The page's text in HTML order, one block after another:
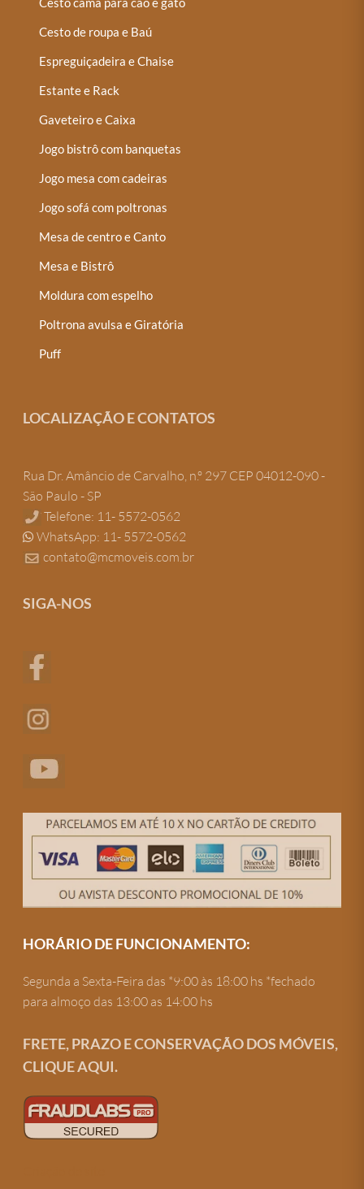
Cesto de roupa e Baú
Espreguiçadeira e Chaise
Estante e Rack
Gaveteiro e Caixa
Jogo bistrô com banquetas
Jogo mesa com cadeiras
Jogo sofá com poltronas
Mesa de centro e Canto
Mesa e Bistrô
Moldura com espelho
Poltrona avulsa e Giratória
Puff
LOCALIZAÇÃO E CONTATOS
Rua Dr. Amâncio de Carvalho, n.º 297 CEP 04012-090 -
São Paulo - SP
Telefone: 11- 5572-0562
WhatsApp: 11- 5572-0562
contato@mcmoveis.com.br
SIGA-NOS
HORÁRIO DE FUNCIONAMENTO:
Segunda a Sexta-Feira das *9:00 às 18:00 hs *fechado
para almoço das 13:00 as 14:00 hs
FRETE, PRAZO E CONSERVAÇÃO DOS MÓVEIS,
CLIQUE AQUI.